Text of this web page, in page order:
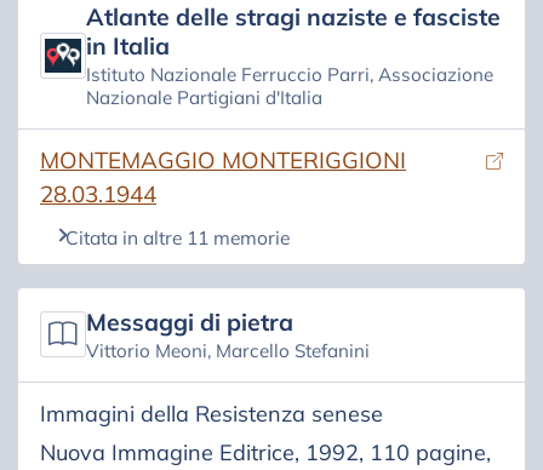
Atlante delle stragi naziste e fasciste
in Italia
Istituto Nazionale Ferruccio Parri, Associazione
Nazionale Partigiani d'Italia
MONTEMAGGIO MONTERIGGIONI
28.03.1944
(si apre in una nuova scheda)
Citata in altre 11 memorie
Messaggi di pietra
Vittorio Meoni, Marcello Stefanini
Immagini della Resistenza senese
Nuova Immagine Editrice, 1992, 110 pagine,